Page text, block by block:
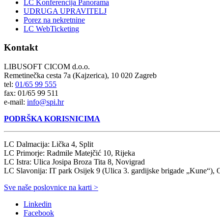
LC Konferencija Panorama
UDRUGA UPRAVITELJ
Porez na nekretnine
LC WebTicketing
Kontakt
LIBUSOFT CICOM d.o.o.
Remetinečka cesta 7a (Kajzerica), 10 020 Zagreb
tel: 01/65 99 555
fax: 01/65 99 511
e-mail: info@spi.hr
PODRŠKA KORISNICIMA
LC Dalmacija: Lička 4, Split
LC Primorje: Radmile Matejčić 10, Rijeka
LC Istra: Ulica Josipa Broza Tita 8, Novigrad
LC Slavonija: IT park Osijek 9 (Ulica 3. gardijske brigade „Kune“),
Sve naše poslovnice na karti >
Linkedin
Facebook